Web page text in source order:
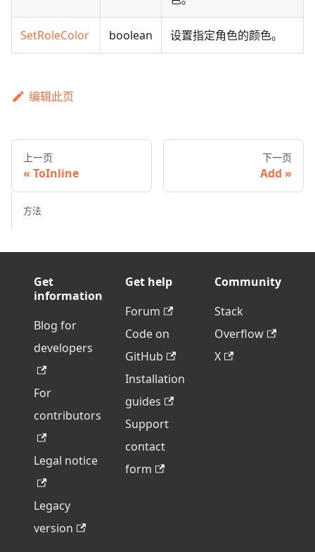
SetRoleColor boolean 设置指定角色的颜色。
编辑此页
上一页
ToInline
下一页
Add
方法
Get
information
Blog for
developers
For
contributors
Legal notice
Legacy
version
Get help
Forum
Code on
GitHub
Installation
guides
Support
contact
form
Community
Stack
Overflow
X